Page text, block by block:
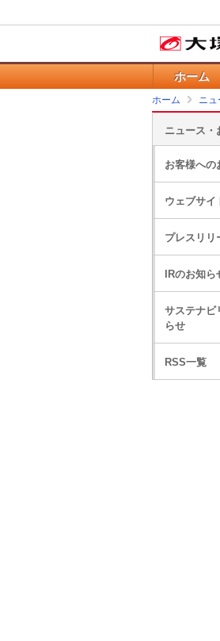
ホーム
ホーム ニ
ニュース・
お客様への
ウェブサイ
プレスリリ
IRのお知ら
サステナビ
らせ
RSS一覧